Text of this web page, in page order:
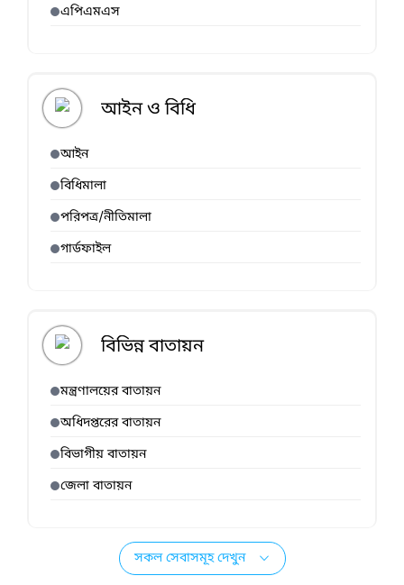
এপিএমএস
আইন ও বিধি
আইন
বিধিমালা
পরিপত্র/নীতিমালা
গার্ডফাইল
বিভিন্ন বাতায়ন
মন্ত্রণালয়ের বাতায়ন
অধিদপ্তরের বাতায়ন
বিভাগীয় বাতায়ন
জেলা বাতায়ন
সকল সেবাসমূহ দেখুন